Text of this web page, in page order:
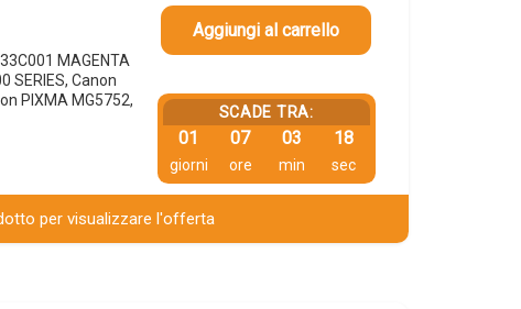
MAGENTA
SERIES, Canon
PIXMA MG5752,
Aggiungi al carrello
SCADE TRA:
01
giorni
07
ore
03
min
17
sec
per visualizzare l'offerta